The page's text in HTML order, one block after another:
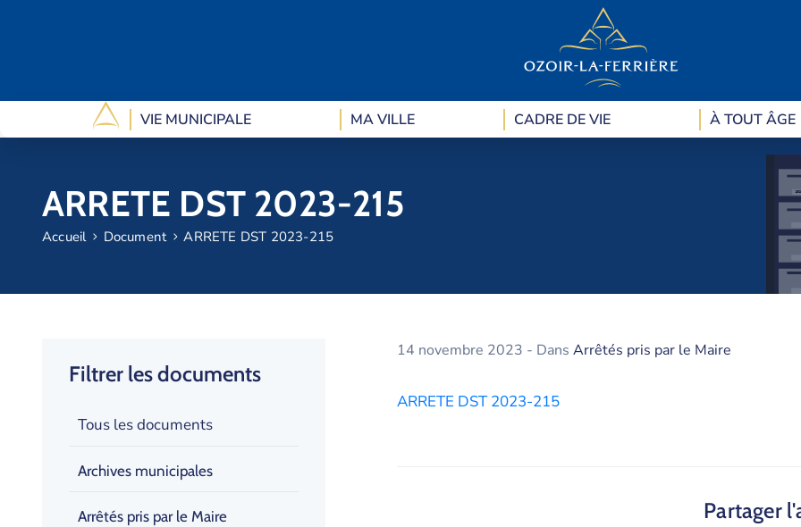
VIE MUNICIPALE MA VILLE CADRE DE VIE À TOUT ÂGE
ARRETE DST 2023-215
Accueil Document ARRETE DST 2023-215
Filtrer les documents
Tous les documents
Archives municipales
Arrêtés pris par le Maire
14 novembre 2023 - Dans Arrêtés pris par le Maire
ARRETE DST 2023-215
Partager